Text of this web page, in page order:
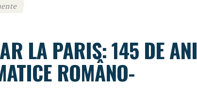
LA PARIS: 145 DE ANI
ROMÂNO-